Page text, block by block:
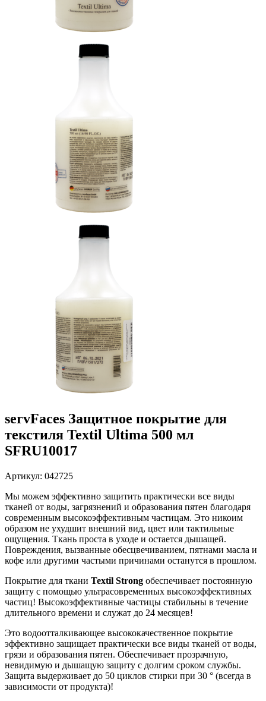
servFaces Защитное покрытие для
текстиля Textil Ultima 500 мл
SFRU10017
Артикул: 042725
Мы можем эффективно защитить практически все виды
тканей от воды, загрязнений и образования пятен благодаря
современным высокоэффективным частицам. Это никоим
образом не ухудшит внешний вид, цвет или тактильные
ощущения. Ткань проста в уходе и остается дышащей.
Повреждения, вызванные обесцвечиванием, пятнами масла и
кофе или другими частыми причинами останутся в прошлом.
Покрытие для ткани Textil Strong обеспечивает постоянную
защиту с помощью ультрасовременных высокоэффективных
частиц! Высокоэффективные частицы стабильны в течение
длительного времени и служат до 24 месяцев!
Это водоотталкивающее высококачественное покрытие
эффективно защищает практически все виды тканей от воды,
грязи и образования пятен. Обеспечивает прозрачную,
невидимую и дышащую защиту с долгим сроком службы.
Защита выдерживает до 50 циклов стирки при 30 ° (всегда в
зависимости от продукта)!